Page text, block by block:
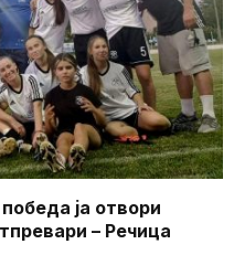
ја отвори
– Речица